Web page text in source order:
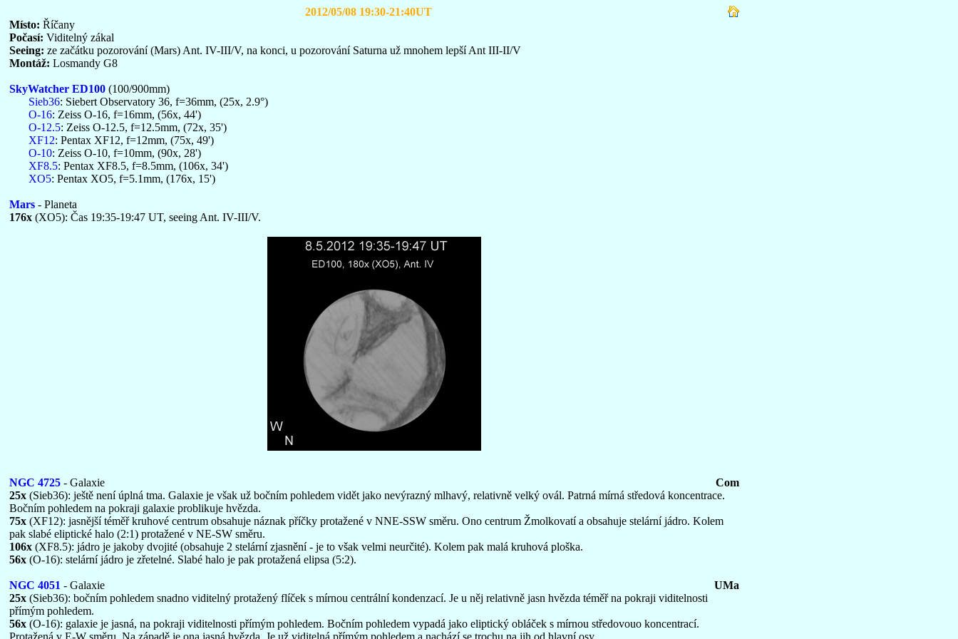
2012/05/08 19:30-21:40UT
Místo: Říčany
Počasí: Viditelný zákal
Seeing: ze začátku pozorování (Mars) Ant. IV-III/V, na konci, u pozorování Saturna už mnohem lepší Ant III-II/V
Montáž: Losmandy G8
SkyWatcher ED100 (100/900mm)
Sieb36: Siebert Observatory 36, f=36mm, (25x, 2.9°)
O-16: Zeiss O-16, f=16mm, (56x, 44')
O-12.5: Zeiss O-12.5, f=12.5mm, (72x, 35')
XF12: Pentax XF12, f=12mm, (75x, 49')
O-10: Zeiss O-10, f=10mm, (90x, 28')
XF8.5: Pentax XF8.5, f=8.5mm, (106x, 34')
XO5: Pentax XO5, f=5.1mm, (176x, 15')
Mars - Planeta
176x (XO5): Čas 19:35-19:47 UT, seeing Ant. IV-III/V.
Com
NGC 4725 - Galaxie
25x (Sieb36): ještě není úplná tma. Galaxie je však už bočním pohledem vidět jako nevýrazný mlhavý, relativně velký ovál. Patrná mírná středová koncentrace.
Bočním pohledem na pokraji galaxie problikuje hvězda.
75x (XF12): jasnější téměř kruhové centrum obsahuje náznak příčky protažené v NNE-SSW směru. Ono centrum Žmolkovatí a obsahuje stelární jádro. Kolem
pak slabé eliptické halo (2:1) protažené v NE-SW směru.
106x (XF8.5): jádro je jakoby dvojité (obsahuje 2 stelární zjasnění - je to však velmi neurčité). Kolem pak malá kruhová ploška.
56x (O-16): stelární jádro je zřetelné. Slabé halo je pak protažená elipsa (5:2).
UMa
NGC 4051 - Galaxie
25x (Sieb36): bočním pohledem snadno viditelný protažený flíček s mírnou centrální kondenzací. Je u něj relativně jasn hvězda téměř na pokraji viditelnosti
přímým pohledem.
56x (O-16): galaxie je jasná, na pokraji viditelnosti přímým pohledem. Bočním pohledem vypadá jako eliptický obláček s mírnou středovouo koncentrací.
Protažená v E-W směru. Na západě je ona jasná hvězda. Je už viditelná přímým pohledem a nachází se trochu na jih od hlavní osy.